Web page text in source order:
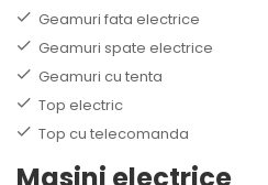
Geamuri fata electrice
Geamuri spate electrice
Geamuri cu tenta
Top electric
Top cu telecomanda
Masini electrice